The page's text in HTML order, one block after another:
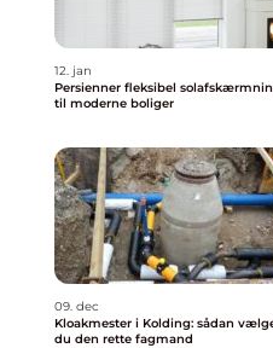
12. jan
Persienner fleksibel solafskærmning
til moderne boliger
09. dec
Kloakmester i Kolding: sådan
du den rette fagmand